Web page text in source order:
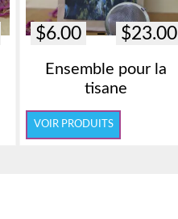
Plage
$8.50
Ensemble pour la
tisane
$6.00 – $23.00
VOIR PRODUITS